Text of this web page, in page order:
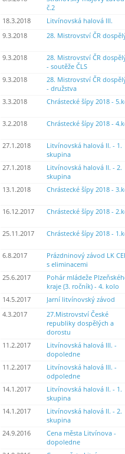
č.2
18.3.2018 Litvínovská halová III.
9.3.2018
28. Mistrovství ČR
9.3.2018
28. Mistrovství ČR
- soutěže ČLS
9.3.2018
28. Mistrovství ČR
- družstva
3.3.2018 Chrástecké šípy 2018 -
3.2.2018 Chrástecké šípy 2018 -
27.1.2018
Litvínovská halová II. - 1.
skupina
27.1.2018
Litvínovská halová II. - 2.
skupina
13.1.2018 Chrástecké šípy 2018 -
16.12.2017 Chrástecké šípy 2018 -
25.11.2017 Chrástecké šípy 2018 -
6.8.2017
Prázdninový závod LK
s eliminacemi
25.6.2017
Pohár mládeže
kraje (3. ročník) - 4. kolo
14.5.2017 Jarní litvínovský závod
4.3.2017
27.Mistrovství České
republiky dospělých a
dorostu
11.2.2017
Litvínovská halová III. -
dopoledne
11.2.2017
Litvínovská halová III. -
odpoledne
14.1.2017
Litvínovská halová II. - 1.
skupina
14.1.2017
Litvínovská halová II. - 2.
skupina
24.9.2016
Cena města Litvínova -
dopoledne